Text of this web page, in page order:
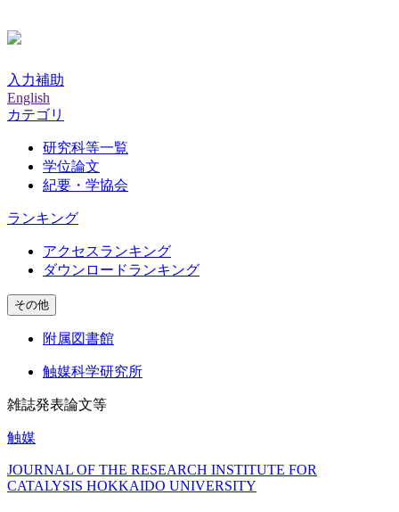
入力補助
English
カテゴリ
研究科等一覧
学位論文
紀要・学協会
ランキング
アクセスランキング
ダウンロードランキング
その他
附属図書館
触媒科学研究所
雑誌発表論文等
触媒
JOURNAL OF THE RESEARCH INSTITUTE FOR
CATALYSIS HOKKAIDO UNIVERSITY